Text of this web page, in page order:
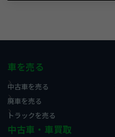
車を売る
中古車を売る
廃車を売る
トラックを売る
中古車・車買取